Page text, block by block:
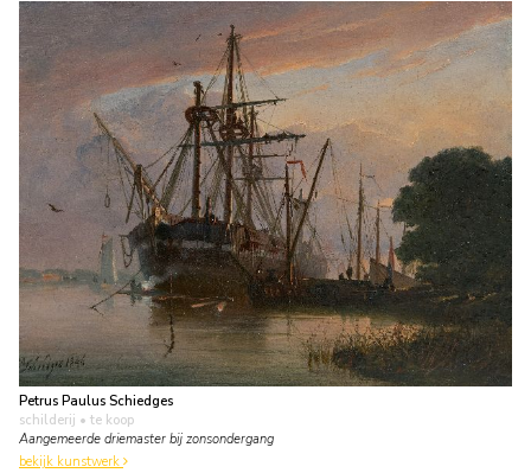
Petrus Paulus Schiedges
schilderij • te koop
Aangemeerde driemaster bij zonsondergang
bekijk kunstwerk